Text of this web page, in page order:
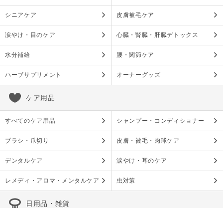
シニアケア 皮膚被毛ケア
涙やけ・目のケア 心臓・腎臓・肝臓デトックス
水分補給 腰・関節ケア
ハーブサプリメント オーナーグッズ
ケア用品
すべてのケア用品 シャンプー・コンディショナー
ブラシ・爪切り 皮膚・被毛・肉球ケア
デンタルケア 涙やけ・耳のケア
レメディ・アロマ・メンタルケア 虫対策
日用品・雑貨